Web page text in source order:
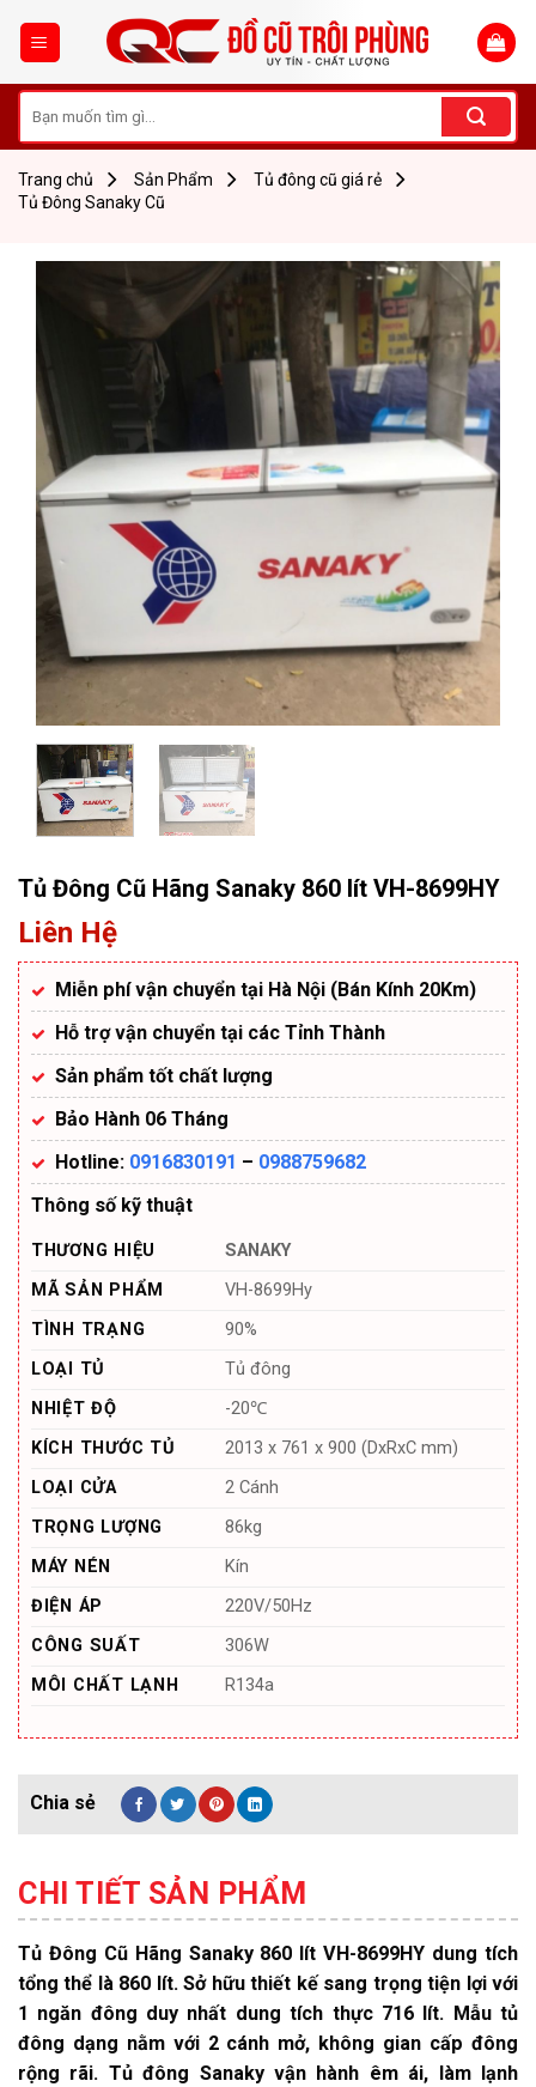
kiếm:
Trang chủ Sản Phẩm
Tủ đông cũ giá rẻ
Tủ Đông Sanaky Cũ
Tủ Đông Cũ Hãng Sanaky 860 lít VH-8699HY
Liên Hệ
Miễn phí vận chuyển tại Hà Nội (Bán Kính 20Km)
Hỗ trợ vận chuyển tại các Tỉnh Thành
Sản phẩm tốt chất lượng
Bảo Hành 06 Tháng
Hotline: 0916830191 – 0988759682
Thông số kỹ thuật
THƯƠNG HIỆU
SANAKY
MÃ SẢN PHẨM
VH-8699Hy
TÌNH TRẠNG
90%
LOẠI TỦ
Tủ đông
NHIỆT ĐỘ
-20℃
KÍCH THƯỚC TỦ
2013 x 761 x 900 (DxRxC mm)
LOẠI CỬA
2 Cánh
TRỌNG LƯỢNG
86kg
MÁY NÉN
Kín
ĐIỆN ÁP
220V/50Hz
CÔNG SUẤT
306W
MÔI CHẤT LẠNH
R134a
CHI TIẾT SẢN PHẨM
Tủ Đông Cũ Hãng Sanaky 860 lít VH-8699HY dung tích
tổng thể là 860 lít. Sở hữu thiết kế sang trọng tiện lợi với
1 ngăn đông duy nhất dung tích thực 716 lít. Mẫu tủ
đông dạng nằm với 2 cánh mở, không gian cấp đông
rộng rãi. Tủ đông Sanaky vận hành êm ái, làm lạnh